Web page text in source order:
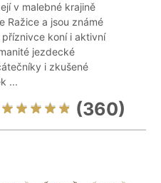
v malebné krajině
Ražice a jsou známé
koní i aktivní
jezdecké
i zkušené
...
(360)